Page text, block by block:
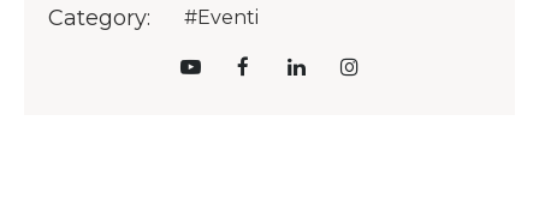
Category: #Eventi